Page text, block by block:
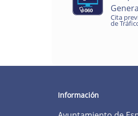
Cita
de
Información